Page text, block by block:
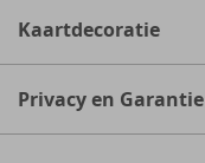
Kaartdecoratie
Privacy en Garantie